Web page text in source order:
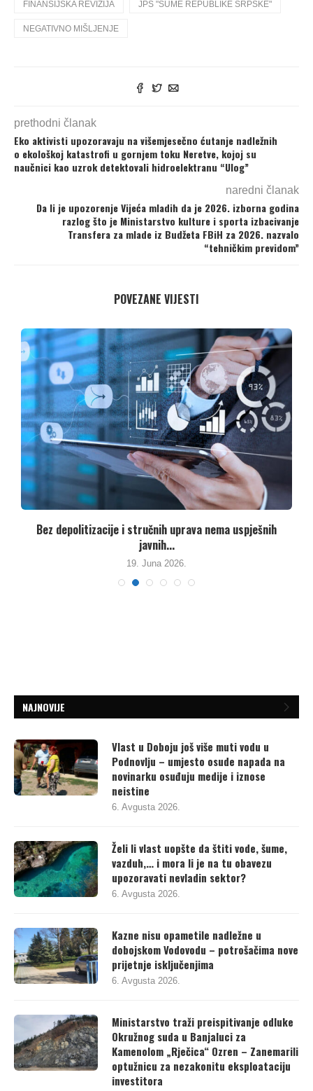
FINANSIJSKA REVIZIJA JPŠ "ŠUME REPUBLIKE SRPSKE"
NEGATIVNO MIŠLJENJE
prethodni članak
Eko aktivisti upozoravaju na višemjesečno ćutanje nadležnih
o ekološkoj katastrofi u gornjem toku Neretve, kojoj su
naučnici kao uzrok detektovali hidroelektranu “Ulog”
naredni članak
Da li je upozorenje Vijeća mladih da je 2026. izborna godina
razlog što je Ministarstvo kulture i sporta izbacivanje
Transfera za mlade iz Budžeta FBiH za 2026. nazvalo
“tehničkim previdom”
POVEZANE VIJESTI
Bez depolitizacije i stručnih uprava nema uspješnih
javnih...
19. Juna 2026.
NAJNOVIJE
Vlast u Doboju još više muti vodu u
Podnovlju – umjesto osude napada na
novinarku osuđuju medije i iznose
neistine
6. Avgusta 2026.
Želi li vlast uopšte da štiti vode, šume,
vazduh,… i mora li je na tu obavezu
upozoravati nevladin sektor?
6. Avgusta 2026.
Kazne nisu opametile nadležne u
dobojskom Vodovodu – potrošačima nove
prijetnje isključenjima
6. Avgusta 2026.
Ministarstvo traži preispitivanje odluke
Okružnog suda u Banjaluci za
Kamenolom „Rječica“ Ozren – Zanemarili
optužnicu za nezakonitu eksploataciju
investitora